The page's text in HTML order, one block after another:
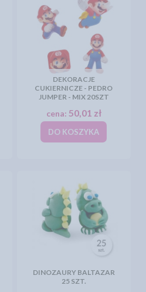
DEKORACJE
CUKIERNICZE - PEDRO
JUMPER - MIX 20SZT
cena: 50,01 zł
DO KOSZYKA
DINOZAURY BALTAZAR
25 SZT.